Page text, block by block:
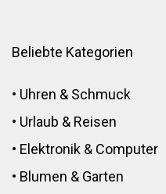
Beliebte Kategorien
• Uhren & Schmuck
• Urlaub & Reisen
• Elektronik & Computer
• Blumen & Garten